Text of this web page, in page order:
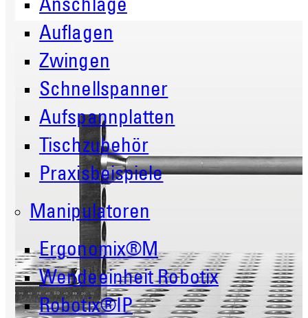
Anschläge
Auflagen
Zwingen
Schnellspanner
Aufspannplatten
Tischzubehör
Praxisbeispiele
Manipulatoren
Ergonomix®M
Wendeeinheit Robotix
Robotix®IP